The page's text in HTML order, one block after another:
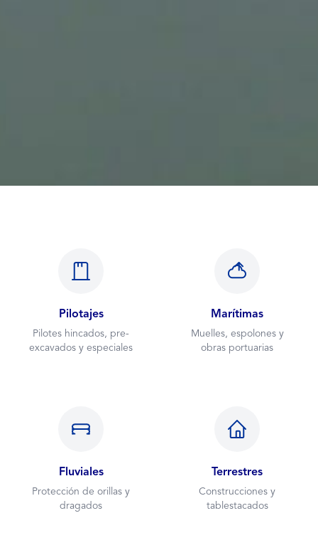
Pilotajes
Pilotes hincados, pre-
excavados y especiales
Marítimas
Muelles, espolones y
obras portuarias
Fluviales
Protección de orillas y
dragados
Terrestres
Construcciones y
tablestacados